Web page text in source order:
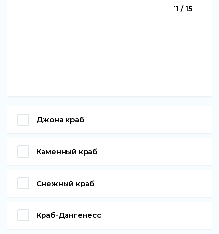
11 / 15
Джона краб
Каменный краб
Снежный краб
Краб-Дангенесс